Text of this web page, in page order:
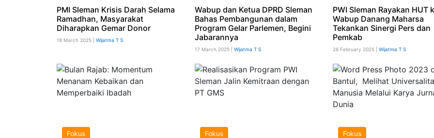
PMI Sleman Krisis Darah Selama
Ramadhan, Masyarakat
Diharapkan Gemar Donor
18 March 2025 | Wijatma T S
Wabup dan Ketua DPRD Sleman
Bahas Pembangunan dalam
Program Gelar Parlemen, Begini
Jabarannya
17 March 2025 | Wijatma T S
PWI Sleman Rayakan HUT
Wabup Danang Maharsa
Tekankan Sinergi Pers dan
Pemkab
26 February 2025 | Wijatma T S
Fokus Fokus Fokus